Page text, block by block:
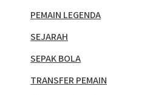
PEMAIN LEGENDA
SEJARAH
SEPAK BOLA
TRANSFER PEMAIN